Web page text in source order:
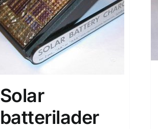
Solar
batterilader